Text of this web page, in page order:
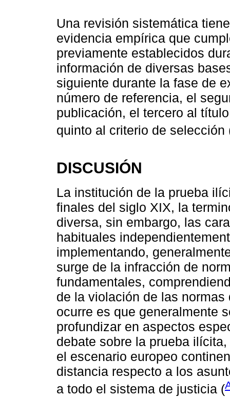
Una revisión sistemática
evidencia empírica que
previamente establecidos
información de diversas
siguiente durante la fase de
número de referencia, el
publicación, el tercero al
quinto al criterio de selección
DISCUSIÓN
La institución de la prueba
finales del siglo XIX, la
diversa, sin embargo, las
habituales
implementando,
surge de la infracción de
fundamentales,
de la violación de las
ocurre es que generalmente
profundizar en aspectos
debate sobre la prueba
el escenario europeo
distancia respecto a los
a todo el sistema de justicia (